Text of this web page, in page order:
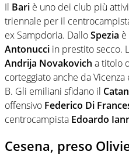
Il Bari è uno dei club più
triennale per il
ex Sampdoria. DalloSpezia
Antonucci in prestito secco.
Andrija Novakovich a titolo
corteggiato anche da
B. Gli emiliani sfidano il
offensivo Federico Di
centrocampista Edoardo
Cesena, preso